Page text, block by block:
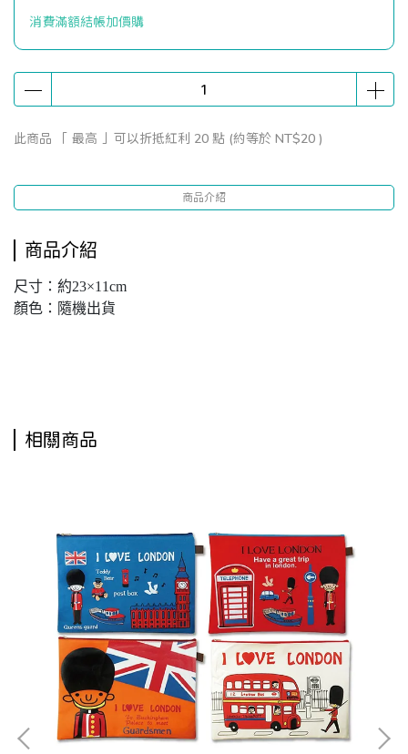
消費滿額結帳加價購
此商品 「 最高 」可以折抵紅利 20 點 (約等於 NT$20 )
商品介紹
商品介紹
尺寸：約23×11cm
顏色：隨機出貨
相關商品